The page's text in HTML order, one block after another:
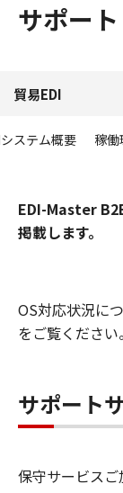
サポート
貿易EDI
ステム概要 稼
EDI-Master
掲載します。
OS対応状況に
をご覧ください。
サポート
保守サービス